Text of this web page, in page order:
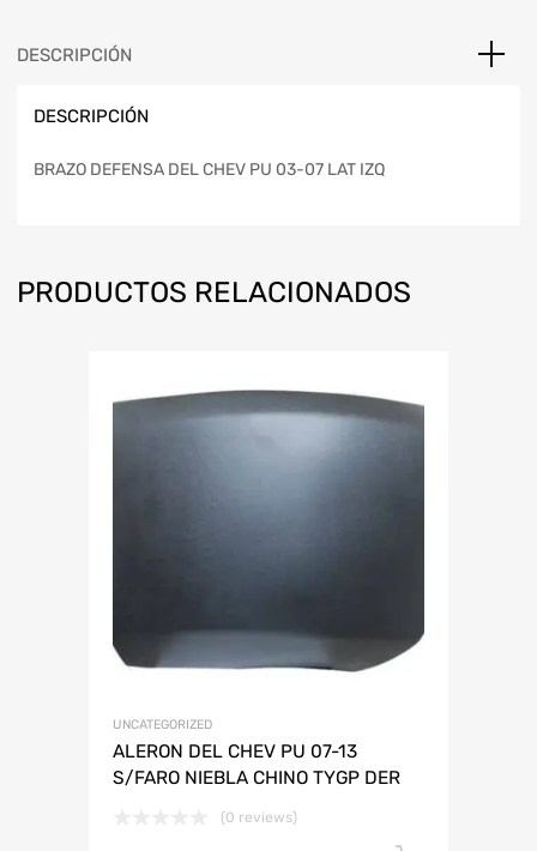
DESCRIPCIÓN
DESCRIPCIÓN
BRAZO DEFENSA DEL CHEV PU 03-07 LAT IZQ
PRODUCTOS RELACIONADOS
UNCATEGORIZED
ALERON DEL CHEV PU 07-13
S/FARO NIEBLA CHINO TYGP DER
(0 reviews)